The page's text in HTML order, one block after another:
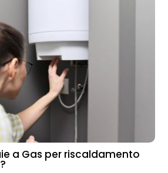
a Gas per riscaldamento